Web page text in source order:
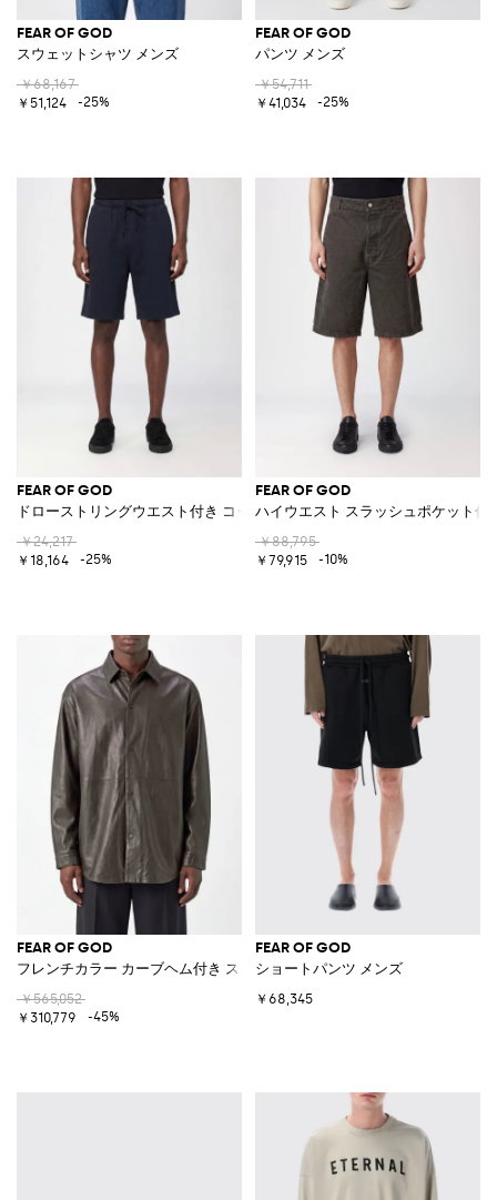
FEAR OF GOD
スウェットシャツ メンズ
￥68,167
￥51,124
-25%
FEAR OF GOD
パンツ メンズ
￥54,711
￥41,034
-25%
FEAR OF GOD
ドローストリングウエスト付き コットンブレンド ジョギングショーツ
￥24,217
￥18,164
-25%
FEAR OF GOD
ハイウエスト スラッシュポケット付
￥88,795
￥79,915
-10%
FEAR OF GOD
フレンチカラー カーブヘム付き スムースレザー カジュアルシャツ
￥565,052
￥310,779
-45%
FEAR OF GOD
ショートパンツ メンズ
￥68,345